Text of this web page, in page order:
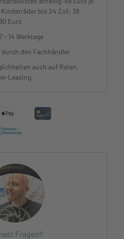
bis 24 Zoll: 39
Euro
- 14 Werktage
den Fachhändler
auch auf Raten,
Leasing
Fragen?